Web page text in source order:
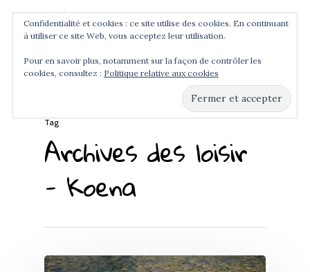
Hit enter to search or ESC to close
Tag
Archives des loisir
- Koena
Confidentialité et cookies : ce site utilise des cookies. En continuant
à utiliser ce site Web, vous acceptez leur utilisation.
Pour en savoir plus, notamment sur la façon de contrôler les
cookies, consultez : Politique relative aux cookies